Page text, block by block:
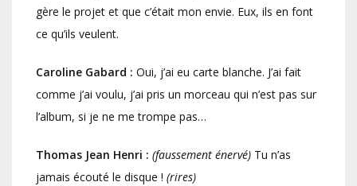
gère le projet et que c’était mon envie. Eux, ils en font
ce qu’ils veulent.
Caroline Gabard : Oui, j’ai eu carte blanche. J’ai fait
comme j’ai voulu, j’ai pris un morceau qui n’est pas sur
l’album, si je ne me trompe pas…
Thomas Jean Henri : (faussement énervé) Tu n’as
jamais écouté le disque ! (rires)